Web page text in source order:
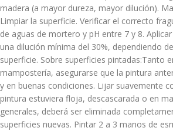
madera (a mayor dureza, mayor dilución).
Limpiar la superficie. Verificar el correcto
de aguas de mortero y pH entre 7 y 8.
una dilución mínima del 30%, dependiendo
superficie. Sobre superficies pintadas:Tanto
mampostería, asegurarse que la pintura
y en buenas condiciones. Lijar suavemente
pintura estuviera floja, descascarada o en
generales, deberá ser eliminada
superficies nuevas. Pintar 2 a 3 manos de